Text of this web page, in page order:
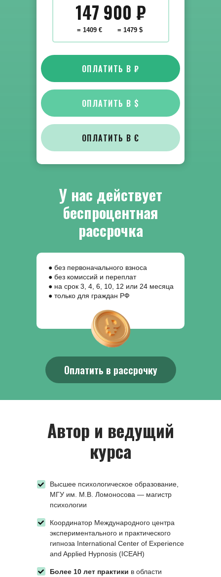
= 1409 € = 1479 $
ОПЛАТИТЬ В ₽
147 900 ₽
ОПЛАТИТЬ В $
ОПЛАТИТЬ В €
У нас действует
беспроцентная
рассрочка
● без первоначального взноса
● без комиссий и переплат
● на срок 3, 4, 6, 10, 12 или 24 месяца
● только для граждан РФ
Оплатить в рассрочку
Автор и ведущий
курса
Высшее психологическое образование,
МГУ им. М.В. Ломоносова — магистр
психологии
Координатор Международного центра
экспериментального и практического
гипноза International Center of Experience
and Applied Hypnosis (ICEAH)
Более 10 лет практики в области